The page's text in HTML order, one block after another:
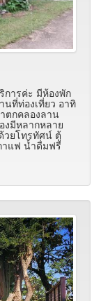
การค่ะ มีห้องพัก
ที่ท่องเที่ยว อาทิ
ตกคลองลาน
งมีหลากหลาย
วยโทรทัศน์ ตู้
าแฟ น้ำดื่มฟรี